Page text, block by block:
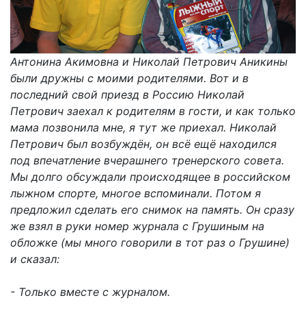
Антонина Акимовна и Николай Петрович Аникины
были дружны с моими родителями. Вот и в
последний свой приезд в Россию Николай
Петрович заехал к родителям в гости, и как только
мама позвонила мне, я тут же приехал. Николай
Петрович был возбуждён, он всё ещё находился
под впечатление вчерашнего тренерского совета.
Мы долго обсуждали происходящее в российском
лыжном спорте, многое вспоминали. Потом я
предложил сделать его снимок на память. Он сразу
же взял в руки номер журнала с Грушиным на
обложке (мы много говорили в тот раз о Грушине)
и сказал:
- Только вместе с журналом.